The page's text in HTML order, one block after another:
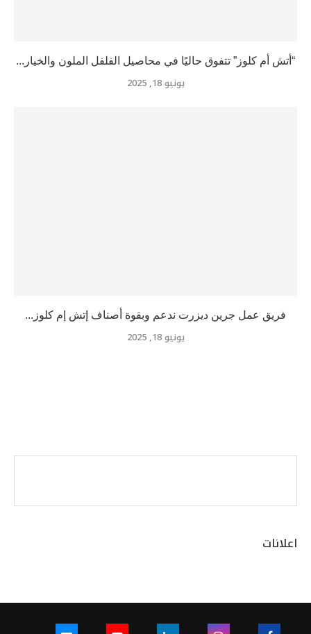
“أتش أم كلوز” تتفوق حاليًا في محاصيل الفلفل الملون والخيار...
يونيو 18, 2025
فريق عمل جرين ديزرت ندعم وبقوة أصناف إتش إم كلوز...
يونيو 18, 2025
اعلانات